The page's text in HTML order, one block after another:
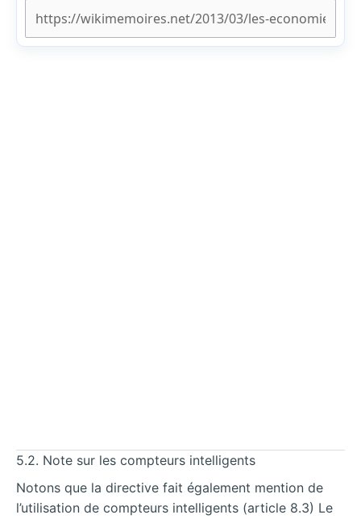
5.2. Note sur les compteurs intelligents
Notons que la directive fait également mention de
l’utilisation de compteurs intelligents (article 8.3) Le